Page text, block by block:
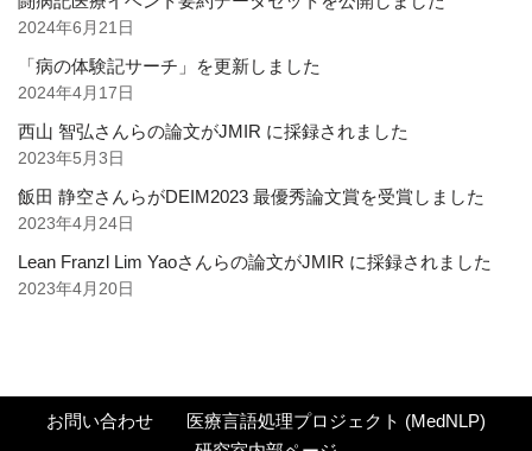
2024年6月21日
「病の体験記サーチ」を更新しました
2024年4月17日
西山 智弘さんらの論文がJMIR に採録されました
2023年5月3日
飯田 静空さんらがDEIM2023 最優秀論文賞を受賞しました
2023年4月24日
Lean Franzl Lim Yaoさんらの論文がJMIR に採録されました
2023年4月20日
お問い合わせ
医療言語処理プロジェクト (MedNLP)